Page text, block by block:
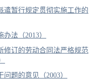
遣暂行规定贯彻实施工作的
法（2013）
修订的劳动合同法严格规范
题的意见（2003）